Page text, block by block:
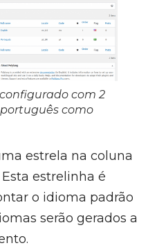
com 2
como
estrela na coluna
estrelinha é
o idioma padrão
serão gerados a